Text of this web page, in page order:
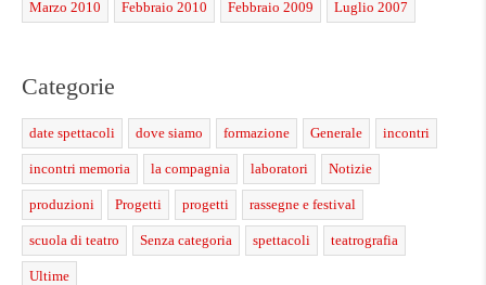
Marzo 2010 Febbraio 2010 Febbraio 2009 Luglio 2007
Categorie
date spettacoli dove siamo formazione Generale incontri
incontri memoria la compagnia laboratori Notizie
produzioni Progetti progetti rassegne e festival
scuola di teatro Senza categoria spettacoli teatrografia
Ultime